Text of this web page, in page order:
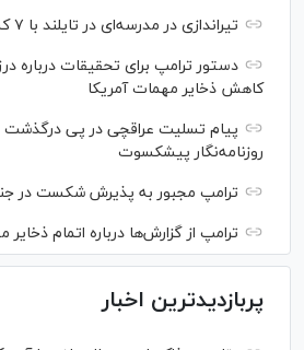
تیراندازی در مدرسه‌ای در تایلند با ۷ کشته و ۱۵ مجروح
دستور ترامپ برای تحقیقات درباره
کاهش ذخایر مهمات آمریکا
پیام تسلیت عراقچی در پی درگذشت
روزنامه‌نگار پیشکسوت
ترامپ مجبور به پذیرش شکست در
ترامپ از گزارش‌ها درباره اتمام
پربازدیدترین اخبار